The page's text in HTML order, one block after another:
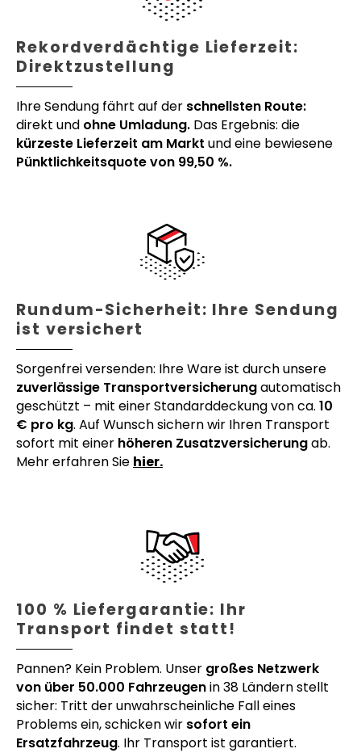
Rekordverdächtige Lieferzeit:
Direktzustellung
Ihre Sendung fährt auf der schnellsten Route:
direkt und ohne Umladung. Das Ergebnis: die
kürzeste Lieferzeit am Markt und eine bewiesene
Pünktlichkeitsquote von 99,50 %.
Rundum-Sicherheit: Ihre Sendung
ist versichert
Sorgenfrei versenden: Ihre Ware ist durch unsere
zuverlässige Transportversicherungautomatisch
geschützt – mit einer Standarddeckung von ca. 10
€ pro kg. Auf Wunsch sichern wir Ihren Transport
sofort mit einer höheren Zusatzversicherungab.
Mehr erfahren Sie hier.
100 % Liefergarantie: Ihr
Transport findet statt!
Pannen? Kein Problem. Unser großes Netzwerk
von über 50.000 Fahrzeugenin 38 Ländern stellt
sicher: Tritt der unwahrscheinliche Fall eines
Problems ein, schicken wir sofort ein
Ersatzfahrzeug. Ihr Transport ist garantiert.